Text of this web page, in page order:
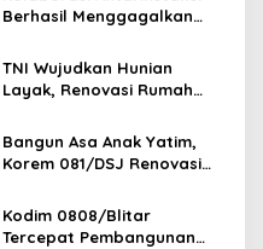
Berhasil Menggagalkan
3,4 Ton Merkuri Cair
TNI Wujudkan Hunian
Layak, Renovasi Rumah
Bangun Asa Anak Yatim,
Korem 081/DSJ Renovasi
Kodim 0808/Blitar
Tercepat Pembangunan